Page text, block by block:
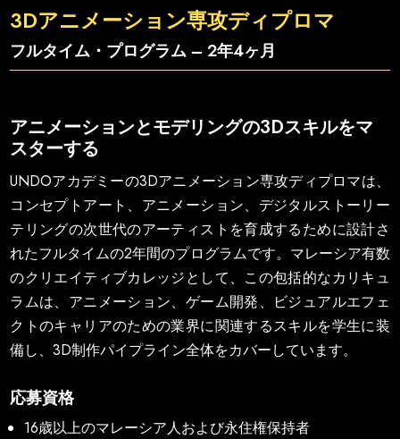
3Dアニメーション専攻ディプロマ
フルタイム・プログラム – 2年4ヶ月
アニメーションとモデリングの3Dスキルをマ
スターする
UNDOアカデミーの3Dアニメーション専攻ディプロマは、
コンセプトアート、アニメーション、デジタルストーリー
テリングの次世代のアーティストを育成するために設計さ
れたフルタイムの2年間のプログラムです。マレーシア有数
のクリエイティブカレッジとして、この包括的なカリキュ
ラムは、アニメーション、ゲーム開発、ビジュアルエフェ
クトのキャリアのための業界に関連するスキルを学生に装
備し、3D制作パイプライン全体をカバーしています。
応募資格
16歳以上のマレーシア人および永住権保持者